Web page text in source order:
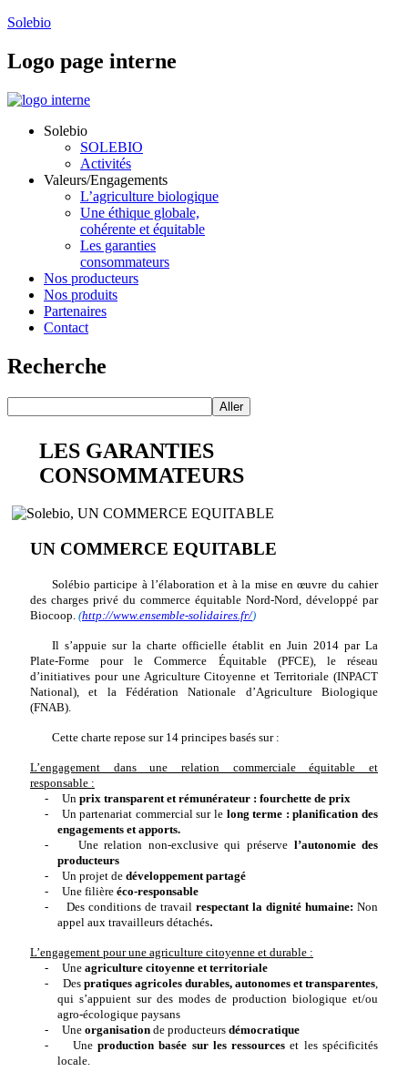
Solebio
Logo page interne
Solebio
SOLEBIO
Activités
Valeurs/Engagements
L’agriculture biologique
Une éthique globale,
cohérente et équitable
Les garanties
consommateurs
Nos producteurs
Nos produits
Partenaires
Contact
Recherche
Aller
LES GARANTIES
CONSOMMATEURS
UN COMMERCE EQUITABLE
Solébio participe à l’élaboration et à la mise en œuvre du cahier
des charges privé du commerce équitable Nord-Nord, développé par
Biocoop. (http://www.ensemble-solidaires.fr/)
Il s’appuie sur la charte officielle établit en Juin 2014 par La
Plate-Forme pour le Commerce Équitable (PFCE), le réseau
d’initiatives pour une Agriculture Citoyenne et Territoriale (INPACT
National), et la Fédération Nationale d’Agriculture Biologique
(FNAB).
Cette charte repose sur 14 principes basés sur :
L’engagement dans une relation commerciale équitable et
responsable :
-
Unprix transparent et rémunérateur : fourchette de prix
-
Un partenariat commercial sur le long terme : planification des
engagements et apports.
-
Une relation non-exclusive qui préserve l’autonomie des
producteurs
-
Un projet dedéveloppement partagé
-
Une filièreéco-responsable
-
Des conditions de travailrespectant la dignité humaine:Non
appel aux travailleurs détachés.
L’engagement pour une agriculture citoyenne et durable :
-
Uneagriculture citoyenne et territoriale
-
Des pratiques agricoles durables, autonomes et transparentes
qui s’appuient sur des modes de production biologique et/ou
agro-écologique paysans
-
Uneorganisation de producteursdémocratique
- Une production basée sur les ressources et les spécificités
locale.